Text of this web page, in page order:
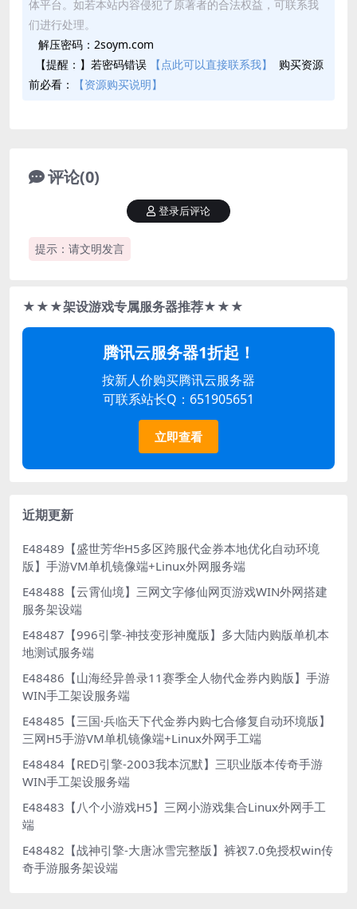
体平台。如若本站内容侵犯了原著者的合法权益，可联系我
们进行处理。
解压密码：2soym.com
【提醒：】若密码错误
【点此可以直接联系我】
购买资源
前必看：
【资源购买说明】
评论(0)
提示：请文明发言
登录后评论
★★★架设游戏专属服务器推荐★★★
腾讯云服务器1折起！
按新人价购买腾讯云服务器
可联系站长Q：651905651
立即查看
近期更新
E48489【盛世芳华H5多区跨服代金券本地优化自动环境
版】手游VM单机镜像端+Linux外网服务端
E48488【云霄仙境】三网文字修仙网页游戏WIN外网搭建
服务架设端
E48487【996引擎-神技变形神魔版】多大陆内购版单机本
地测试服务端
E48486【山海经异兽录11赛季全人物代金券内购版】手游
WIN手工架设服务端
E48485【三国·兵临天下代金券内购七合修复自动环境版】
三网H5手游VM单机镜像端+Linux外网手工端
E48484【RED引擎-2003我本沉默】三职业版本传奇手游
WIN手工架设服务端
E48483【八个小游戏H5】三网小游戏集合Linux外网手工
端
E48482【战神引擎-大唐冰雪完整版】裤衩7.0免授权win传
奇手游服务架设端